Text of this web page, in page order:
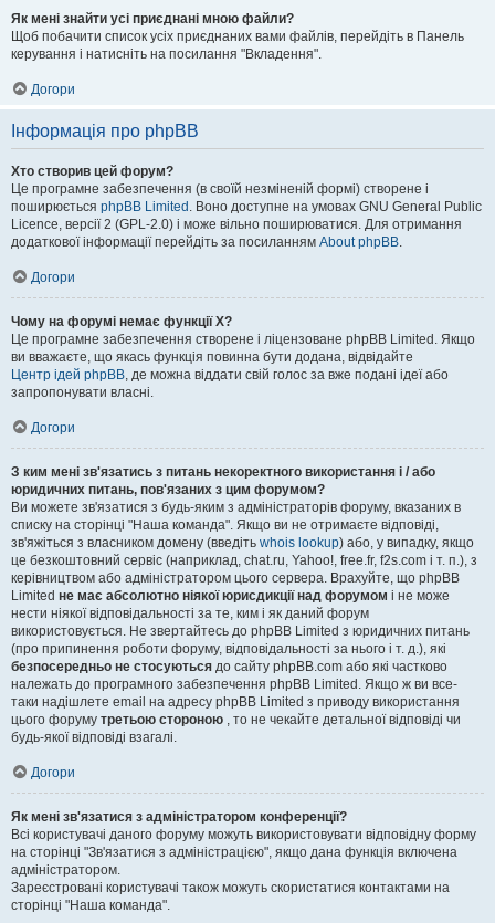
Як мені знайти усі приєднані мною файли?
Щоб побачити список усіх приєднаних вами файлів, перейдіть в Панель
керування і натисніть на посилання "Вкладення".
Догори
Інформація про phpBB
Хто створив цей форум?
Це програмне забезпечення (в своїй незміненій формі) створене і
поширюється phpBB Limited . Воно доступне на умовах GNU General Public
Licence, версії 2 (GPL-2.0) і може вільно поширюватися. Для отримання
додаткової інформації перейдіть за посиланням About phpBB.
Догори
Чому на форумі немає функції X?
Це програмне забезпечення створене і ліцензоване phpBB Limited. Якщо
ви вважаєте, що якась функція повинна бути додана, відвідайте
Центр ідей phpBB, де можна віддати свій голос за вже подані ідеї або
запропонувати власні.
Догори
З ким мені зв'язатись з питань некоректного використання і / або
юридичних питань, пов'язаних з цим форумом?
Ви можете зв'язатися з будь-яким з адміністраторів форуму, вказаних в
списку на сторінці "Наша команда". Якщо ви не отримаєте відповіді,
зв'яжіться з власником домену (введіть whois lookup) або, у випадку, якщо
це безкоштовний сервіс (наприклад, chat.ru, Yahoo!, free.fr, f2s.com і т. п.), з
керівництвом або адміністратором цього сервера. Врахуйте, що phpBB
Limited не має абсолютно ніякої юрисдикції над форумом і не може
нести ніякої відповідальності за те, ким і як даний форум
використовується. Не звертайтесь до phpBB Limited з юридичних питань
(про припинення роботи форуму, відповідальності за нього і т. д.), які
безпосередньо не стосуються до сайту phpBB.com або які частково
належать до програмного забезпечення phpBB Limited. Якщо ж ви все-
таки надішлете email на адресу phpBB Limited з приводу використання
цього форуму третьою стороною , то не чекайте детальної відповіді чи
будь-якої відповіді взагалі.
Догори
Як мені зв'язатися з адміністратором конференції?
Всі користувачі даного форуму можуть використовувати відповідну форму
на сторінці "Зв'язатися з адміністрацією", якщо дана функція включена
адміністратором.
Зареєстровані користувачі також можуть скористатися контактами на
сторінці "Наша команда".